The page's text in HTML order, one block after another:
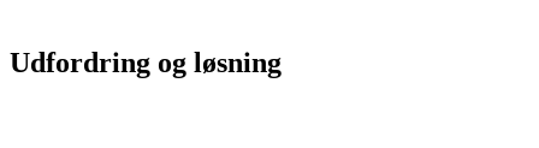
Udfordring og løsning